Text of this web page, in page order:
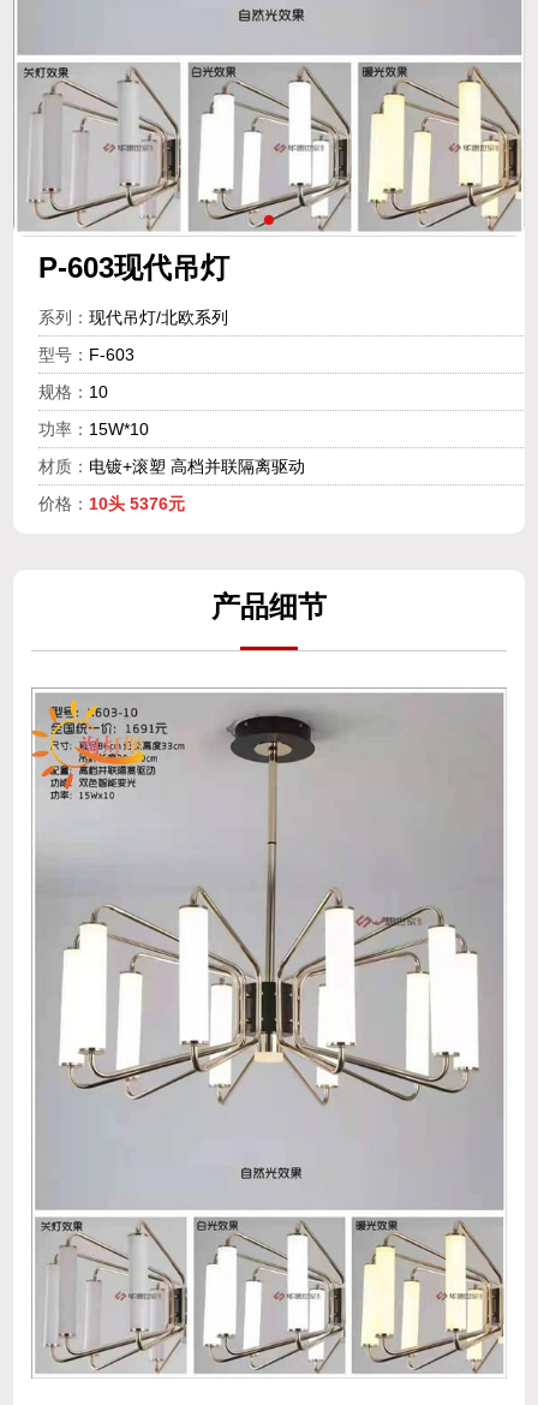
P-603现代吊灯
系列： 现代吊灯/北欧系列
型号： F-603
规格： 10
功率： 15W*10
材质： 电镀+滚塑 高档并联隔离驱动
价格：
10头 5376元
产品细节